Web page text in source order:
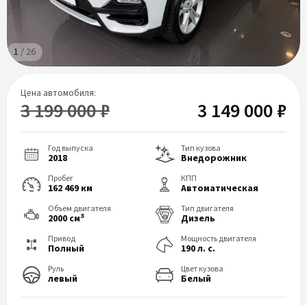
1 / 26
Цена автомобиля:
3 199 000 ₽ 3 149 000 ₽
Год выпуска
2018
Тип кузова
Внедорожник
Пробег
162 469 км
КПП
Автоматическая
Объем двигателя
2000 см3
Тип двигателя
Дизель
Привод
Полный
Мощность двигателя
190 л. с.
Руль
левый
Цвет кузова
Белый